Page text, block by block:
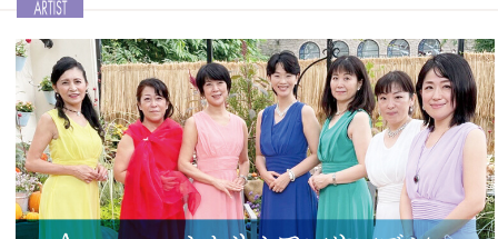
1stアルバム「ハートふる♡オカリナデュオ」をリ
リース
Ocarina vol.45│小林洋子×森下知子
オカリナセブンや「デュオたんと」としても活動している森下知子さ
んと、指導力に定評のある小林洋子さんによるユニット「ハートふる
♡オカリナデュオ」の1stアルバムが2022年12月にリリースされまし
た。このお二人をサポートするのが森下知子さんの夫であり、
Ocarina作品を数多く手がけている大島忠則さんです。今回はアルバ